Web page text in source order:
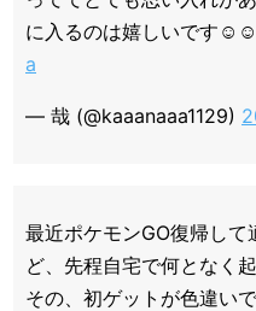
に入るのは嬉しいです☺️☺️
a
— 哉 (@kaaanaaa1129)
最近ポケモンGO復帰し
ど、先程自宅で何となく
その、初ゲットが色違い